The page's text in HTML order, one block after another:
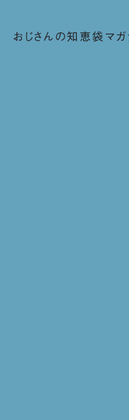
おじさんの知恵袋マガ